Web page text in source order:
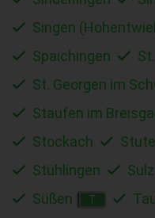
Singen
Spaichingen
St. Georgen im
Staufen im
Stockach
Stühlingen
Süßen
T